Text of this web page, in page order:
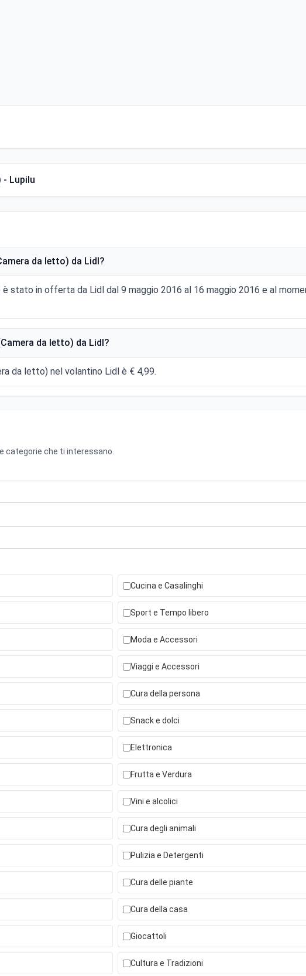
- Lupilu
da letto) da Lidl?
è stato in offerta da Lidl dal 9 maggio 2016 al 16 maggio 2016 e al
da letto) da Lidl?
da letto) nel volantino Lidl è € 4,99.
categorie che ti interessano.
Cucina e Casalinghi
Sport e Tempo libero
Moda e Accessori
Viaggi e Accessori
Cura della persona
Snack e dolci
Elettronica
Frutta e Verdura
Vini e alcolici
Cura degli animali
Pulizia e Detergenti
Cura delle piante
Cura della casa
Giocattoli
Cultura e Tradizioni